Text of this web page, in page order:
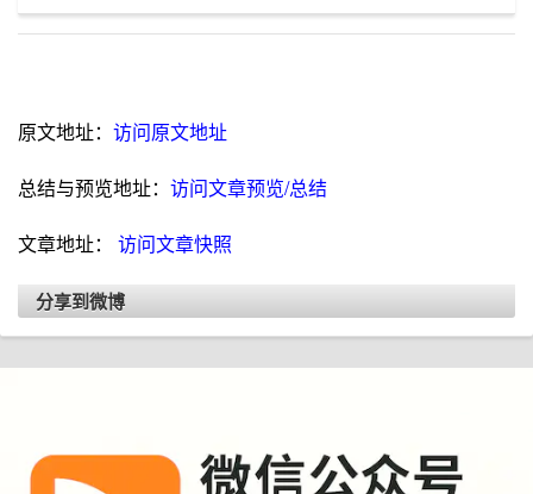
原文地址： 访问原文地址
总结与预览地址： 访问文章预览/总结
文章地址： 访问文章快照
分享到微博